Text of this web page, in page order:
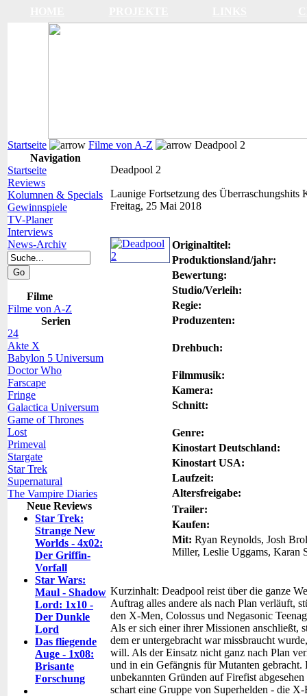
Startseite Filme von A-Z
Deadpool 2
Navigation
Startseite
Reviews
Kolumnen & Specials
Gewinnspiele
TV-Planer
Interviews
News-Archiv
Filme
Filme von A-Z
Serien
24
Akte X
Babylon 5 Universum
Doctor Who
Farscape
Fringe
Galactica Universum
Game of Thrones
Lost
Primeval
Stargate
Star Trek
Supernatural
The Vampire Diaries
Neue Reviews
Star Trek:
Strange New
Worlds - 4x02:
Der Griffin-
Vorfall
Star Wars:
Maul - Shadow
Lord: 1x10 -
Der Dunkle
Lord
Das fliegende
Auge - 1x08:
Brisante
Forschung
Deadpool 2
Launige Fortsetzung des Überraschungshits
Freitag, 25 Mai 2018
Originaltitel:
Produktionsland/jahr:
Bewertung:
Studio/Verleih:
Regie:
Produzenten:
Drehbuch:
Filmmusik:
Kamera:
Schnitt:
Genre:
Kinostart Deutschland:
Kinostart USA:
Laufzeit:
Altersfreigabe:
Trailer:
Kaufen:
Mit: Ryan Reynolds, Josh
Miller, Leslie Uggams, Karan
Kurzinhalt: Deadpool reist über die ganze
Auftrag alles andere als nach Plan verläuft,
den X-Men, Colossus und Negasonic
Als er sich einer ihrer Missionen anschließt,
dem er untergebracht war missbraucht
will. Als der Einsatz nicht ganz nach Plan
und in ein Gefängnis für Mutanten
unbekannten Gründen auf Firefist
schart eine Gruppe von Superhelden - die